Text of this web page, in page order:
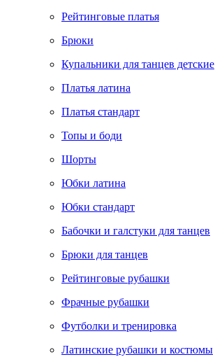
Рейтинговые платья
Брюки
Купальники для танцев детские
Платья латина
Платья стандарт
Топы и боди
Шорты
Юбки латина
Юбки стандарт
Бабочки и галстуки для танцев
Брюки для танцев
Рейтинговые рубашки
Фрачные рубашки
Футболки и тренировка
Латинские рубашки и костюмы